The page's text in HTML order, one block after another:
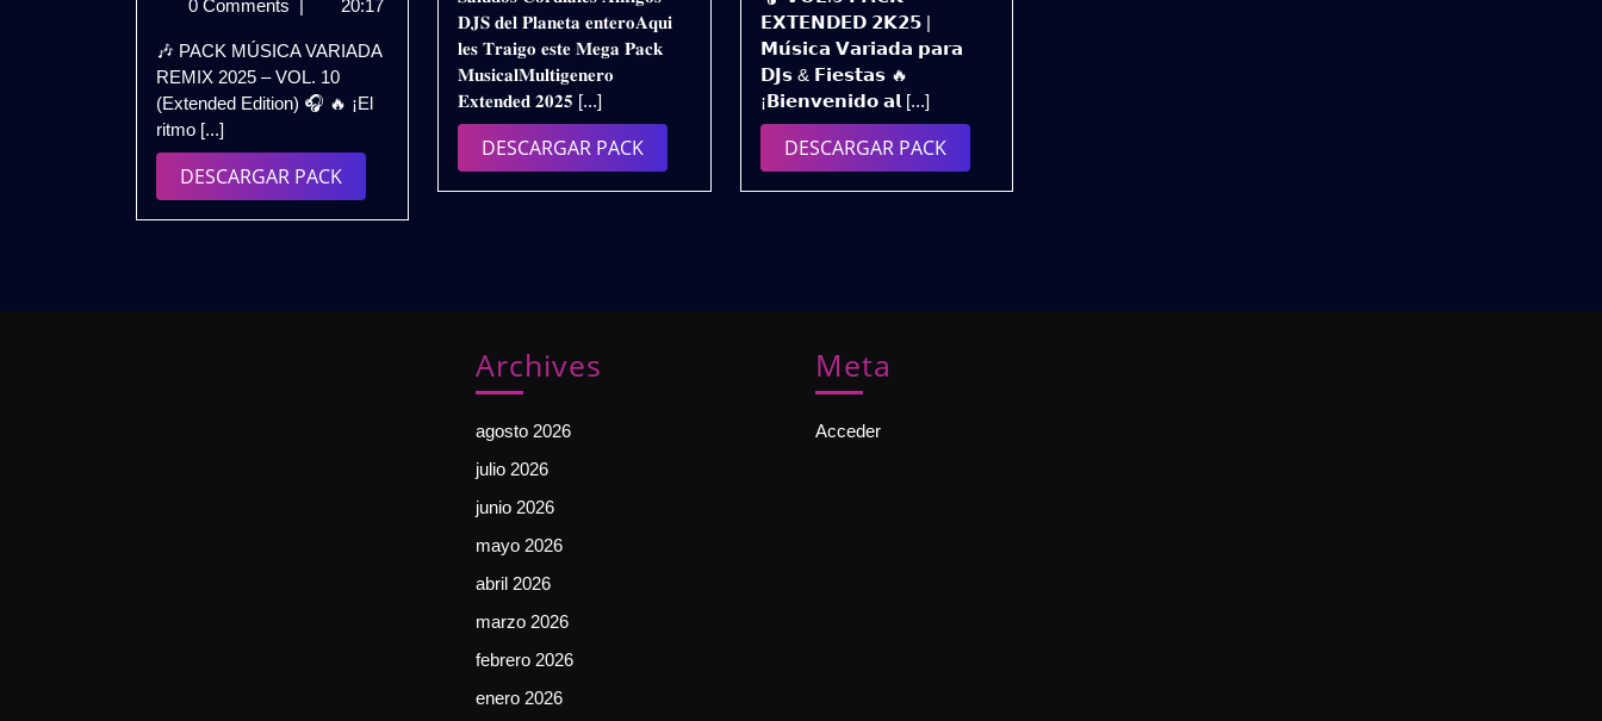
2025
REMIX
2025
–
(Extended
0 Comments | 20:17
🎶 PACK MÚSICA VARIADA
REMIX 2025 – VOL. 10
(Extended Edition) 🎧 🔥 ¡El
ritmo [...]
DESCARGAR PACKDESCARGAR
PACK
𝟮𝗞𝟮𝟱
–
𝗩𝗢𝗟.𝟰
|
𝐃𝐉𝐒 𝐝𝐞𝐥 𝐏𝐥𝐚𝐧𝐞𝐭𝐚 𝐞𝐧𝐭𝐞𝐫𝐨𝐀𝐪𝐮𝐢
𝐥𝐞𝐬 𝐓𝐫𝐚𝐢𝐠𝐨 𝐞𝐬𝐭𝐞 𝐌𝐞𝐠𝐚 𝐏𝐚𝐜𝐤
𝐌𝐮𝐬𝐢𝐜𝐚𝐥𝐌𝐮𝐥𝐭𝐢𝐠𝐞𝐧𝐞𝐫𝐨
𝐄𝐱𝐭𝐞𝐧𝐝𝐞𝐝 𝟐𝟎𝟐𝟓 [...]
DESCARGAR PACKDESCARGAR
PACK
|
Música
Variada
para
&
𝗘𝗫𝗧𝗘𝗡𝗗𝗘𝗗 𝟮𝗞𝟮𝟱 |
𝗠𝘂́𝘀𝗶𝗰𝗮 𝗩𝗮𝗿𝗶𝗮𝗱𝗮 𝗽𝗮𝗿𝗮
𝗗𝗝𝘀 & 𝗙𝗶𝗲𝘀𝘁𝗮𝘀 🔥
¡𝗕𝗶𝗲𝗻𝘃𝗲𝗻𝗶𝗱𝗼 𝗮𝗹 [...]
DESCARGAR PACKDESCARGAR
PACK
Archives
agosto 2026
julio 2026
junio 2026
mayo 2026
abril 2026
marzo 2026
febrero 2026
enero 2026
Meta
Acceder